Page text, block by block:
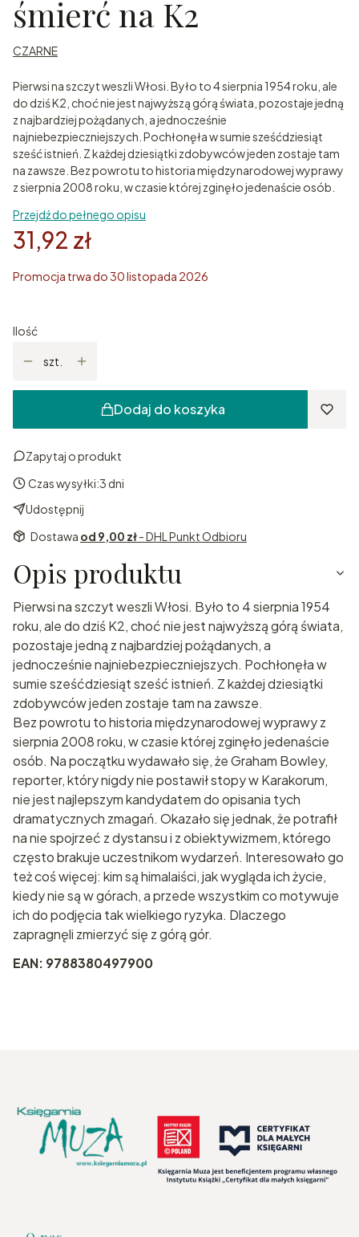
śmierć na K2
CZARNE
Pierwsi na szczyt weszli Włosi. Było to 4 sierpnia 1954 roku, ale
do dziś K2, choć nie jest najwyższą górą świata, pozostaje jedną
z najbardziej pożądanych, a jednocześnie
najniebezpieczniejszych. Pochłonęła w sumie sześćdziesiąt
sześć istnień. Z każdej dziesiątki zdobywców jeden zostaje tam
na zawsze. Bez powrotu to historia międzynarodowej wyprawy
z sierpnia 2008 roku, w czasie której zginęło jedenaście osób.
Przejdź do pełnego opisu
31,92 zł
Promocja trwa do 30 listopada 2026
Ilość
szt.
Dodaj do koszyka
Zapytaj o produkt
Czas wysyłki:3 dni
Udostępnij
Dostawa od 9,00 zł- DHL Punkt Odbioru
Opis produktu
Pierwsi na szczyt weszli Włosi. Było to 4 sierpnia 1954
roku, ale do dziś K2, choć nie jest najwyższą górą świata,
pozostaje jedną z najbardziej pożądanych, a
jednocześnie najniebezpieczniejszych. Pochłonęła w
sumie sześćdziesiąt sześć istnień. Z każdej dziesiątki
zdobywców jeden zostaje tam na zawsze.
Bez powrotu to historia międzynarodowej wyprawy z
sierpnia 2008 roku, w czasie której zginęło jedenaście
osób. Na początku wydawało się, że Graham Bowley,
reporter, który nigdy nie postawił stopy w Karakorum,
nie jest najlepszym kandydatem do opisania tych
dramatycznych zmagań. Okazało się jednak, że potrafił
na nie spojrzeć z dystansu i z obiektywizmem, którego
często brakuje uczestnikom wydarzeń. Interesowało go
też coś więcej: kim są himalaiści, jak wygląda ich życie,
kiedy nie są w górach, a przede wszystkim co motywuje
ich do podjęcia tak wielkiego ryzyka. Dlaczego
zapragnęli zmierzyć się z górą gór.
EAN: 9788380497900